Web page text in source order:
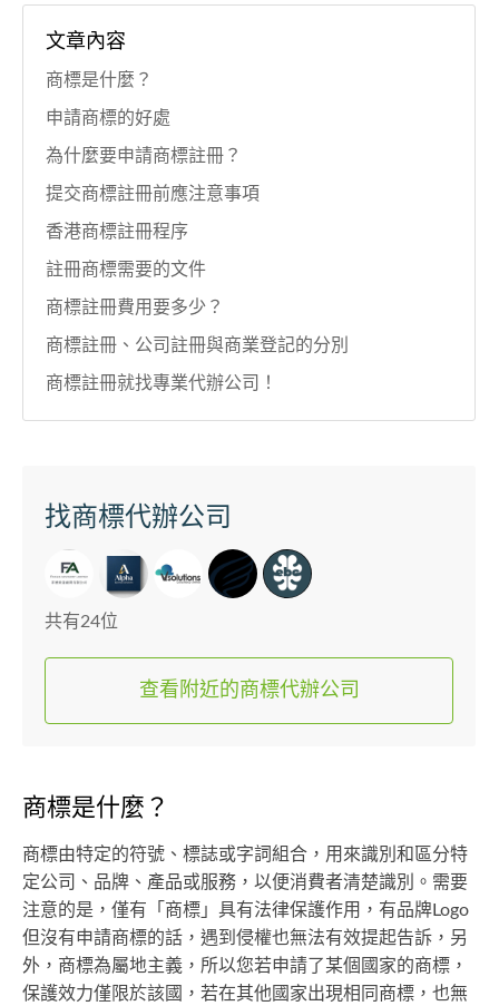
文章內容
商標是什麼？
申請商標的好處
為什麼要申請商標註冊？
提交商標註冊前應注意事項
香港商標註冊程序
註冊商標需要的文件
商標註冊費用要多少？
商標註冊、公司註冊與商業登記的分別
商標註冊就找專業代辦公司！
找商標代辦公司
共有24位
查看附近的商標代辦公司
商標是什麼？
商標由特定的符號、標誌或字詞組合，用來識別和區分特
定公司、品牌、產品或服務，以便消費者清楚識別。需要
注意的是，僅有「商標」具有法律保護作用，有品牌Logo
但沒有申請商標的話，遇到侵權也無法有效提起告訴，另
外，商標為屬地主義，所以您若申請了某個國家的商標，
保護效力僅限於該國，若在其他國家出現相同商標，也無